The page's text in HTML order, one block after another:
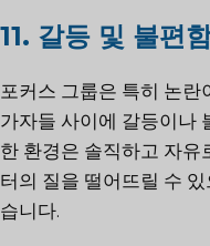
11. 갈등 및 불편
포커스 그룹은 특히 논
가자들 사이에 갈등이나
한 환경은 솔직하고 자유
터의 질을 떨어뜨릴 수
습니다.